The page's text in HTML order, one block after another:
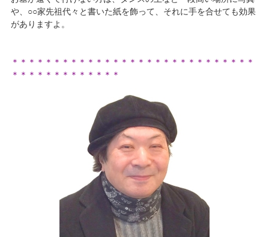
や、○○家先祖代々と書いた紙を飾って、それに手を合せても効果
がありますよ。
＊＊＊＊＊＊＊＊＊＊＊＊＊＊＊＊＊＊＊＊＊＊＊＊＊＊＊＊＊
＊＊＊＊＊＊＊＊＊＊＊＊＊